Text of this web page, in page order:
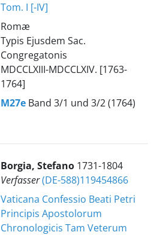
Tom. I [-IV]
Romæ
Typis Ejusdem Sac.
Congregatonis
MDCCLXIII-MDCCLXIV. [1763-
1764]
M27e Band 3/1 und 3/2 (1764)
Borgia, Stefano 1731-1804
Verfasser(DE-588)119454866
Vaticana Confessio Beati Petri
Principis Apostolorum
Chronologicis Tam Veterum